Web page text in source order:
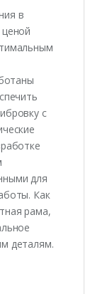
в
с
для
Как
рама,
деталям.